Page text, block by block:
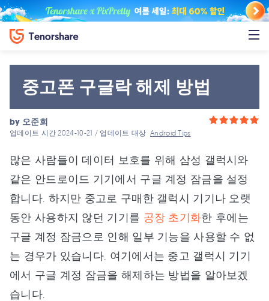
중고폰 구글락 해제 방법
by 오준희
업데이트 시간 2024-10-21 / 업데이트 대상Android Tips
많은 사람들이 데이터 보호를 위해 삼성 갤럭시와
같은 안드로이드 기기에서 구글 계정 잠금을 설정
합니다. 하지만 중고로 구매한 갤럭시 기기나 오랫
동안 사용하지 않던 기기를 공장 초기화한 후에는
구글 계정 잠금으로 인해 일부 기능을 사용할 수 없
는 경우가 있습니다. 여기에서는 중고 갤럭시 기기
에서 구글 계정 잠금을 해제하는 방법을 알아보겠
습니다.